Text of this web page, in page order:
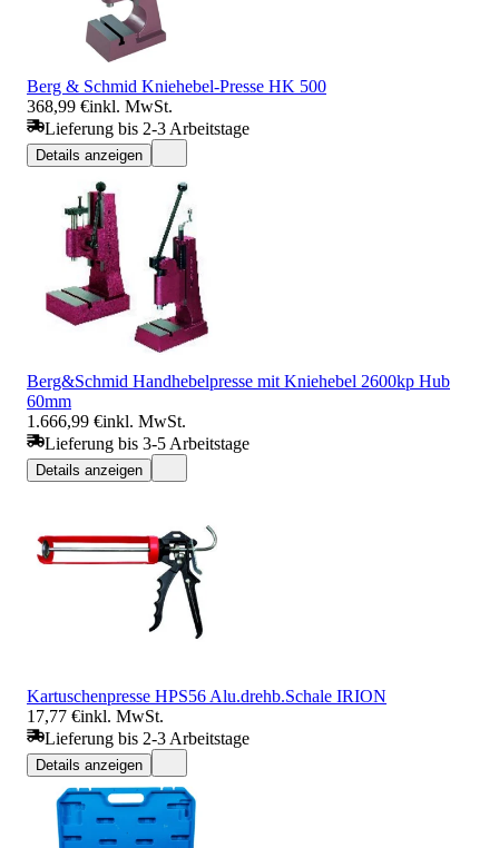
Berg & Schmid Kniehebel-Presse HK 500
368,99 €inkl. MwSt.
Lieferung bis 2-3 Arbeitstage
Details anzeigen
Berg&Schmid Handhebelpresse mit Kniehebel 2600kp Hub
60mm
1.666,99 €inkl. MwSt.
Lieferung bis 3-5 Arbeitstage
Details anzeigen
Kartuschenpresse HPS56 Alu.drehb.Schale IRION
17,77 €inkl. MwSt.
Lieferung bis 2-3 Arbeitstage
Details anzeigen